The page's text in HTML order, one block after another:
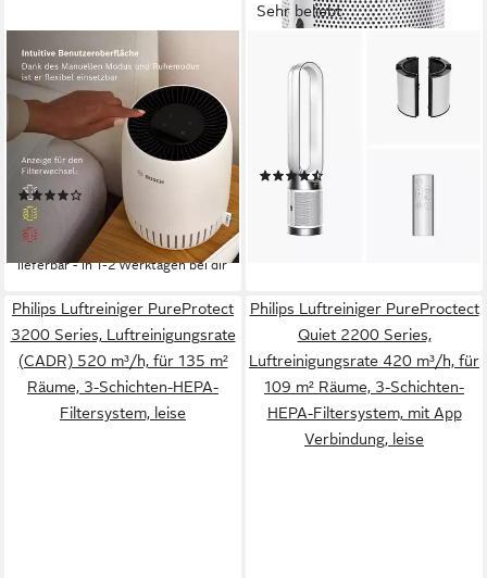
BOSCH
Luftreiniger Air 1000, filtert
über 99% der Schadstoffe
min. 26 dB max. 49 dB
Betriebsgeräusch
Raumgröße
Filtersystem
(4)
89,90 € UVP109,99 €
-18%
lieferbar - in 1-2 Werktagen bei dir
Sehr beliebt
Luftreiniger 2-in-1 Dyson
Purifier Cool™ PC1 mit
und Ventilator in einem
499,00 €
lieferbar - in 1-2 Werktagen bei dir
Philips Luftreiniger PureProtect
3200 Series, Luftreinigungsrate
(CADR) 520 m³/h, für 135 m²
Räume, 3-Schichten-HEPA-
Filtersystem, leise
Philips Luftreiniger PureProctect
Quiet 2200 Series,
Luftreinigungsrate 420 m³/h, für
109 m² Räume, 3-Schichten-
HEPA-Filtersystem, mit App
Verbindung, leise